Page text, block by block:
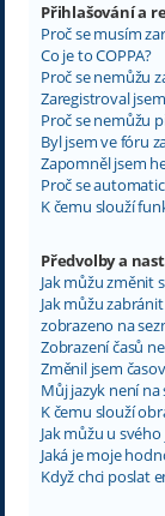
Přihlašování a
Proč se musím
Co je to COPPA?
Proč se nemůžu
Zaregistroval
Proč se nemůžu
Byl jsem ve fóru
Zapomněl jsem
Proč se
K čemu slouží
Předvolby a
Jak můžu změnit
Jak můžu
zobrazeno na
Zobrazení časů
Změnil jsem
Můj jazyk není na
K čemu slouží
Jak můžu u
Jaká je moje
Když chci poslat